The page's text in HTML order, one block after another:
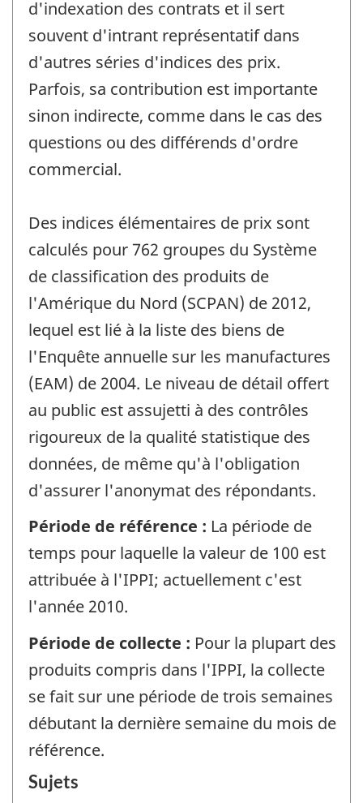
d'indexation des contrats et il sert
souvent d'intrant représentatif dans
d'autres séries d'indices des prix.
Parfois, sa contribution est importante
sinon indirecte, comme dans le cas des
questions ou des différends d'ordre
commercial.
Des indices élémentaires de prix sont
calculés pour 762 groupes du Système
de classification des produits de
l'Amérique du Nord (SCPAN) de 2012,
lequel est lié à la liste des biens de
l'Enquête annuelle sur les manufactures
(EAM) de 2004. Le niveau de détail offert
au public est assujetti à des contrôles
rigoureux de la qualité statistique des
données, de même qu'à l'obligation
d'assurer l'anonymat des répondants.
Période de référence : La période de
temps pour laquelle la valeur de 100 est
attribuée à l'IPPI; actuellement c'est
l'année 2010.
Période de collecte : Pour la plupart des
produits compris dans l'IPPI, la collecte
se fait sur une période de trois semaines
débutant la dernière semaine du mois de
référence.
Sujets